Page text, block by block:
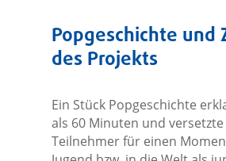
Popgeschichte und
des Projekts
Ein Stück Popgeschichte
als 60 Minuten und
Teilnehmer für einen